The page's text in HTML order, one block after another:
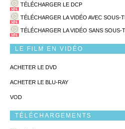
TÉLÉCHARGER LE DCP
TÉLÉCHARGER LA VIDÉO AVEC SOUS-
TÉLÉCHARGER LA VIDÉO SANS SOUS-
LE FILM EN VIDÉO
ACHETER LE DVD
ACHETER LE BLU-RAY
VOD
TÉLÉCHARGEMENTS